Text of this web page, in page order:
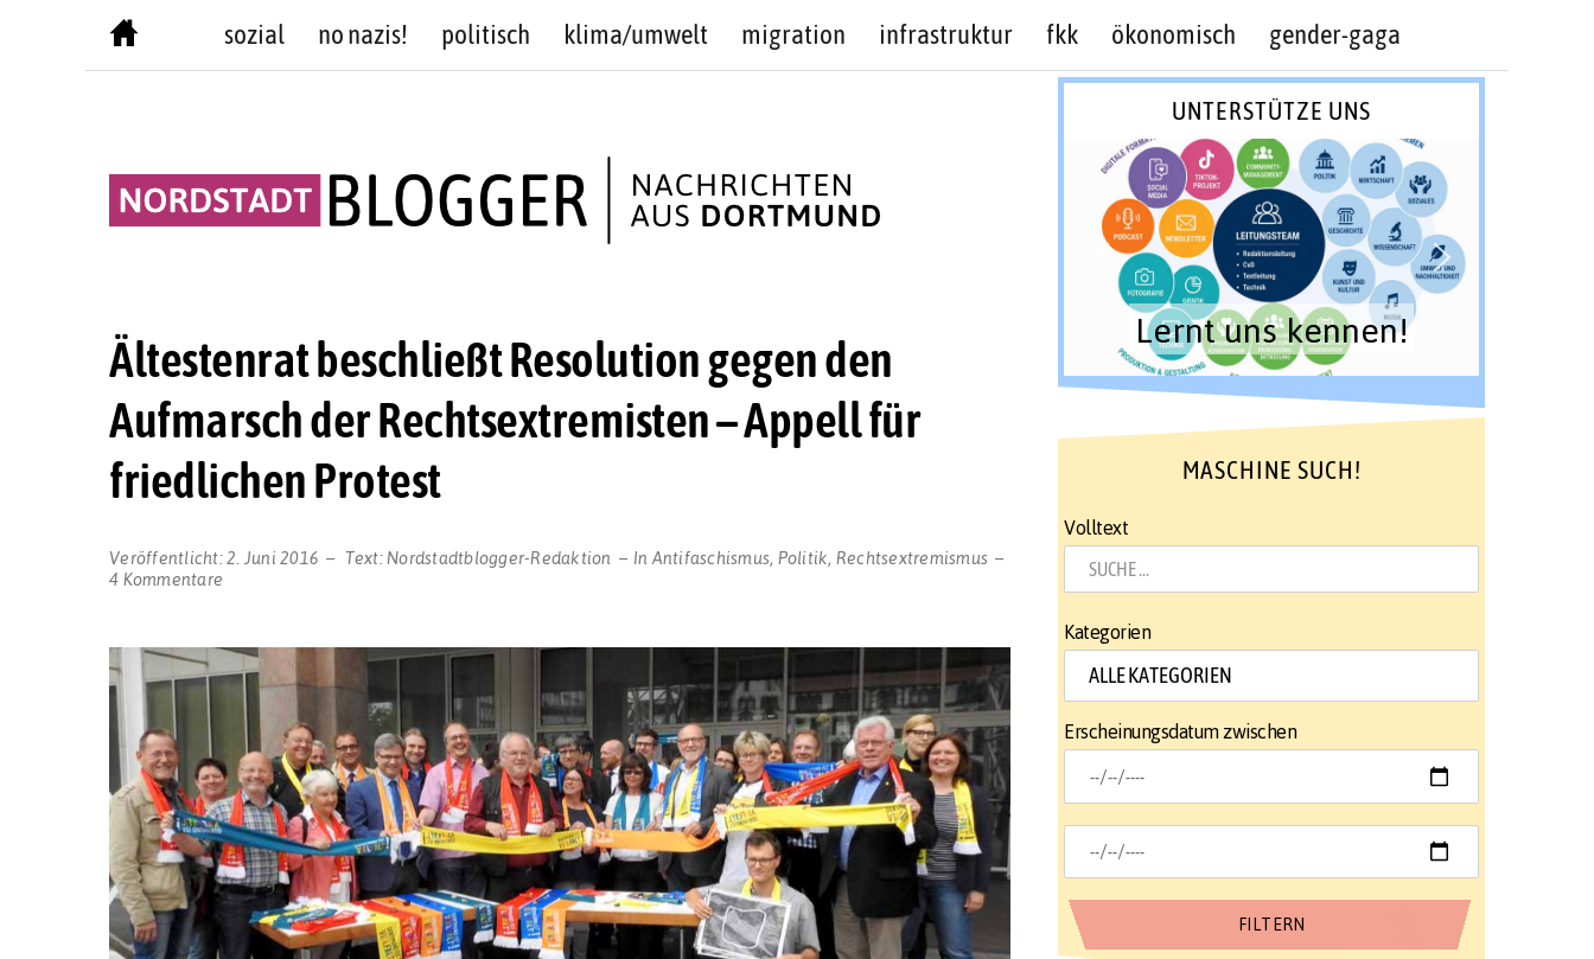
sozial no nazis! politisch klima/umwelt migration infrastruktur fkk ökonomisch gender-gaga
Ältestenrat beschließt Resolution gegen den
Aufmarsch der Rechtsextremisten – Appell für
friedlichen Protest
Veröffentlicht: 2. Juni 2016 Text: Nordstadtblogger-Redaktion In Antifaschismus Politik Rechtsextremismus
4 Kommentare
gegen
den
Aufmarsch
der
Rechtsextremisten
–
Appell
für
friedlichen
Protest
UNTERSTÜTZE UNS
Lernt uns kennen!
MASCHINE SUCH!
Volltext
Kategorien
Erscheinungsdatum zwischen